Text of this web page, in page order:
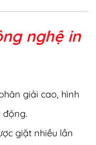
nghệ in
giải cao, hình
động.
giặt nhiều lần